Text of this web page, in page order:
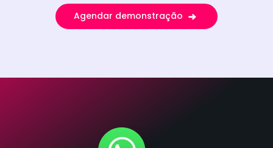
Agendar demonstração